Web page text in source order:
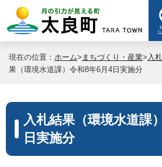
現在の位置： ホーム> まちづくり・産業> 入
果（環境水道課）令和8年6月4日実施分
入札結果（環境水道課
日実施分